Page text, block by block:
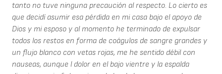
tanto no tuve ninguna precaución al respecto. Lo cierto es
que decidí asumir esa pérdida en mi casa bajo el apoyo de
Dios y mi esposo y al momento he terminado de expulsar
todos los restos en forma de coágulos de sangre grandes y
un flujo blanco con vetas rojas, me he sentido débil con
nauseas, aunque l dolor en el bajo vientre y la espalda